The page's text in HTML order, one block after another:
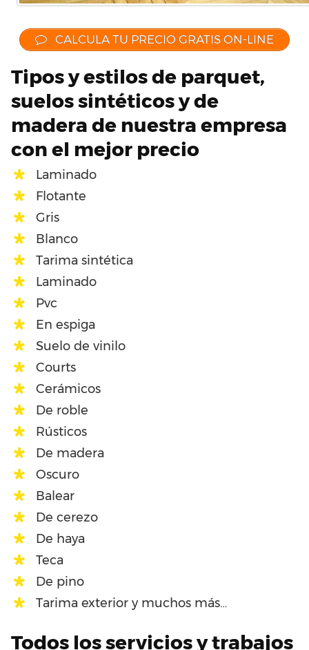
CALCULA TU PRECIO GRATIS ON-LINE
Tipos y estilos de parquet,
suelos sintéticos y de
madera de nuestra empresa
con el mejor precio
Laminado
Flotante
Gris
Blanco
Tarima sintética
Laminado
Pvc
En espiga
Suelo de vinilo
Courts
Cerámicos
De roble
Rústicos
De madera
Oscuro
Balear
De cerezo
De haya
Teca
De pino
Tarima exterior y muchos más…
Todos los servicios y trabajos